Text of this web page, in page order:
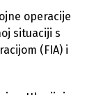
operacije
situaciji s
(FIA) i